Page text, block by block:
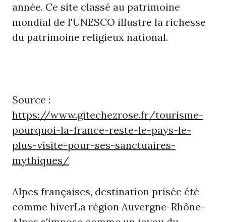
année. Ce site classé au patrimoine
mondial de l'UNESCO illustre la richesse
du patrimoine religieux national.
Source :
https://www.gitechezrose.fr/tourisme-
pourquoi-la-france-reste-le-pays-le-
plus-visite-pour-ses-sanctuaires-
mythiques/
Alpes françaises, destination prisée été
comme hiverLa région Auvergne-Rhône-